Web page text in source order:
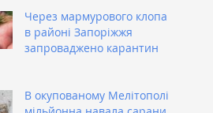
Через мармурового клопа
в районі Запоріжжя
запроваджено карантин
В окупованому Мелітополі